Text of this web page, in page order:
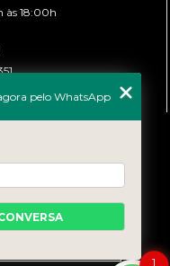
às 18:00h
1
pelo WhatsApp